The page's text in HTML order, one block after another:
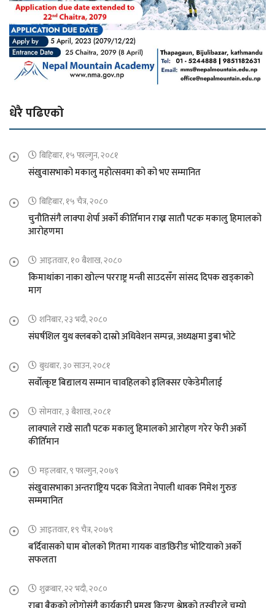
धेरै पढिएको
बिहिबार, १५ फाल्गुन, २०८१
संखुवासभाको मकालु महोत्सवमा को को भए सम्मानित
बिहिबार, १५ चैत्र, २०८०
चुनौतिसंगै लाक्पा शेर्पा अर्को कीर्तिमान राख्न सातौ पटक मकालु हिमालको
आरोहणमा
आइतवार, १० बैशाख, २०८०
किमाथांका नाका खोल्न परराष्ट्र मन्त्री साउदसँग सांसद दिपक खड्काको
माग
शनिबार, २३ भदौ, २०८०
संघर्षशिल युथ क्लबको दास्रो अधिवेशन सम्पन्न, अध्यक्षमा डुबा भोटे
बुधबार, ३० साउन, २०८१
सर्वोत्कृष्ट बिद्यालय सम्मान चावहिलको इलिक्सर एकेडेमीलाई
सोमवार, ३ बैशाख, २०८१
लाक्पाले राखे सातौ पटक मकालु हिमालको आरोहण गरेर फेरी अर्को
कीर्तिमान
मङ्लबार, ९ फाल्गुन, २०७९
संखुवासभाका अन्तराष्ट्रिय पदक विजेता नेपाली धावक निमेश गुरुङ
सम्ममानित
आइतवार, १९ चैत्र, २०७९
बर्दिवासको घाम बोलको गितमा गायक वाङछिरीङ भोटियाको अर्को
सफलता
शुक्रबार, २२ भदौ, २०८०